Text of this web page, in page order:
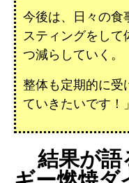
今後は、日々の食
スティングをし
つ減らしていく。
整体も定期的に受
ていきたいです！」
結果が語